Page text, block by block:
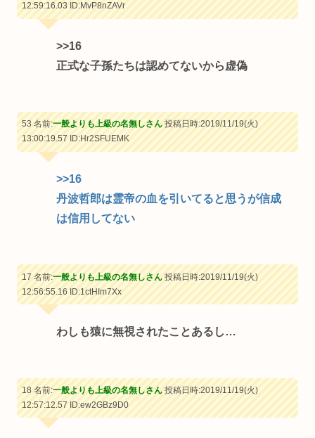
12:59:16.03ID:MvP8nZAVr
>>16
正式な子孫たちは認めてないから虚偽
53 名前:一般よりも上級の名無しさん投稿日時:2019/11/19(火)
13:00:19.57ID:Hr2SFUEMK
>>16
丹波哲郎は霊帝の血を引いてると思うが信成
は信用してない
17 名前:一般よりも上級の名無しさん投稿日時:2019/11/19(火)
12:56:55.16ID:1ctHIm7Xx
わしも猿に無視されたことあるし…
18 名前:一般よりも上級の名無しさん投稿日時:2019/11/19(火)
12:57:12.57ID:ew2GBz9D0